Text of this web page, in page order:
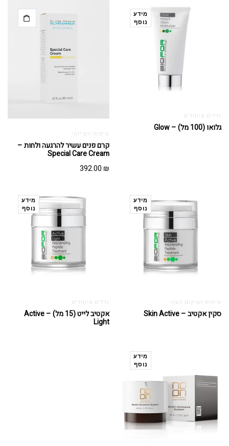
מידע
נוסף
גדלים מיוחדים
גלואו (100 מל) – Glow
טיפוח יום יומי
קרם פנים עשיר להרגעה ולחות –
Special Care Cream
392.00 ₪
מידע
נוסף
טיפוח ושיקום העור
סקין אקטיב – Skin Active
מידע
נוסף
גדלים מיוחדים
אקטיב לייט (15 מל) – Active
Light
מידע
נוסף